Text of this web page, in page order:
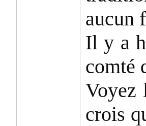
aucun
Il y a
comté
Voyez
crois